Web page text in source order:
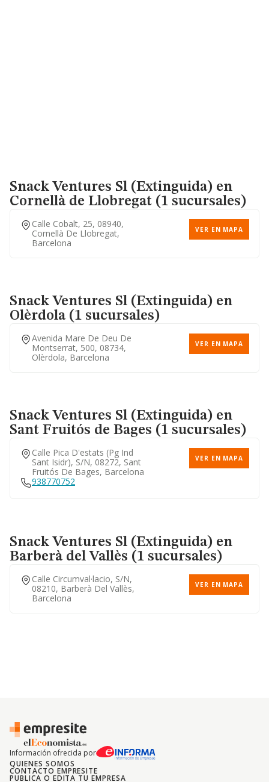
Snack Ventures Sl (extinguida) en
Cornellà de Llobregat (1 sucursales)
Calle Cobalt, 25, 08940,
Cornellà De Llobregat,
Barcelona
VER EN MAPA
Snack Ventures Sl (extinguida) en
Olèrdola (1 sucursales)
Avenida Mare De Deu De
Montserrat, 500, 08734,
Olèrdola, Barcelona
VER EN MAPA
Snack Ventures Sl (extinguida) en
Sant Fruitós de Bages (1 sucursales)
Calle Pica D'estats (pg Ind
Sant Isidr), S/n, 08272, Sant
Fruitós De Bages, Barcelona
VER EN MAPA
938770752
Snack Ventures Sl (extinguida) en
Barberà del Vallès (1 sucursales)
Calle Circumval·lacio, S/n,
08210, Barberà Del Vallès,
Barcelona
VER EN MAPA
Información ofrecida por
QUIENES SOMOS
CONTACTO EMPRESITE
PUBLICA O EDITA TU EMPRESA